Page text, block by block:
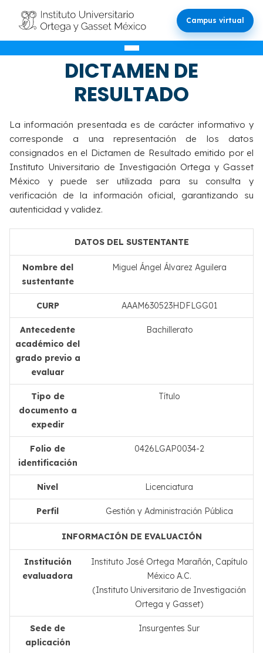
Campus virtual
VALIDACIÓN DEL
DICTAMEN DE
RESULTADO
La información presentada es de carácter informativo y
corresponde a una representación de los datos
consignados en el Dictamen de Resultado emitido por el
Instituto Universitario de Investigación Ortega y Gasset
México y puede ser utilizada para su consulta y
verificación de la información oficial, garantizando su
autenticidad y validez.
DATOS DEL SUSTENTANTE
Nombre del
sustentante
Miguel Ángel Álvarez Aguilera
CURP AAAM630523HDFLGG01
Antecedente
académico del
grado previo a
evaluar
Bachillerato
Tipo de
documento a
expedir
Título
Folio de
identificación
0426LGAP0034-2
Nivel Licenciatura
Perfil Gestión y Administración Pública
INFORMACIÓN DE EVALUACIÓN
Institución
evaluadora
Instituto José Ortega Marañón, Capítulo
México A.C.
(Instituto Universitario de Investigación
Ortega y Gasset)
Sede de
aplicación
Insurgentes Sur